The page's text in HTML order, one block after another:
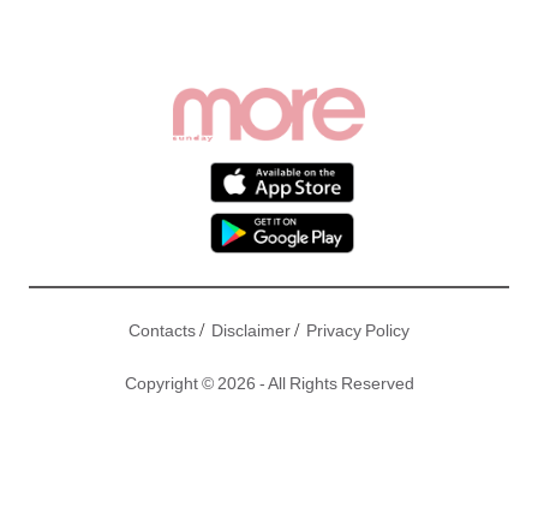
Contacts/ Disclaimer/ Privacy Policy
Copyright © 2026 - All Rights Reserved